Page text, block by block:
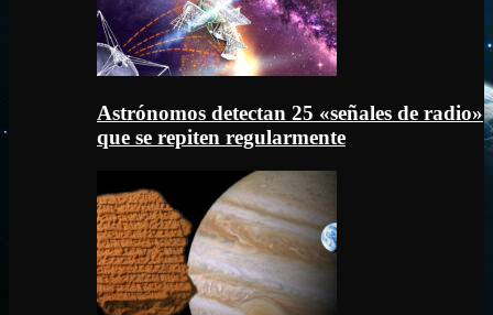
Astrónomos detectan 25 «señales de radio»
que se repiten regularmente